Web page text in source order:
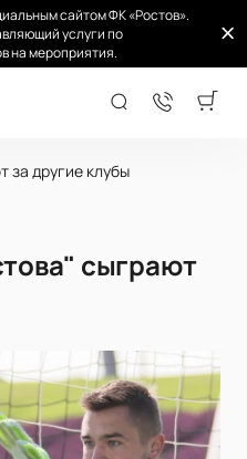
сайтом ФК «Ростов».
услуги по
на мероприятия.
за другие клубы
сыграют